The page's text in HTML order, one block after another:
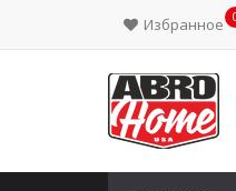
Избранное